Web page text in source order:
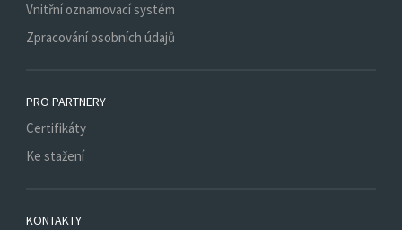
Vnitřní oznamovací systém
Zpracování osobních údajů
PRO PARTNERY
Certifikáty
Ke stažení
KONTAKTY